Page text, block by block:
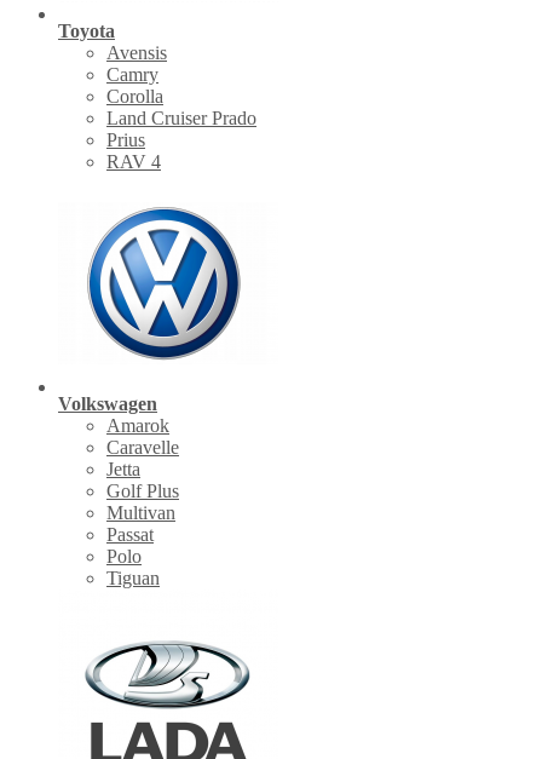
Toyota
Avensis
Camry
Corolla
Land Cruiser Prado
Prius
RAV 4
Volkswagen
Amarok
Caravelle
Jetta
Golf Plus
Multivan
Passat
Polo
Tiguan